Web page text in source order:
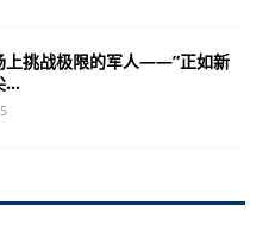
上挑战极限的军人——”正如新
...